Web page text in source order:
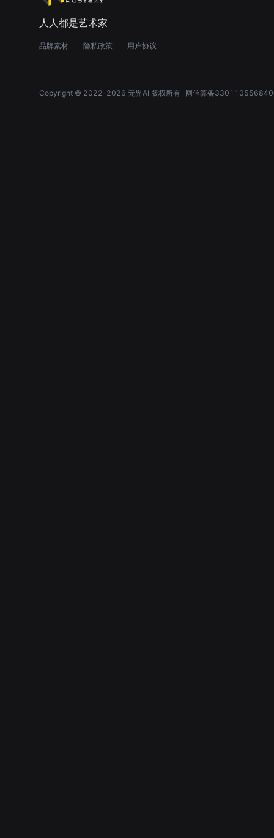
人人都是艺术家
品牌素材 隐私政策 用户协议
Copyright © 2022-2026 无界AI 版权所有 网信算备